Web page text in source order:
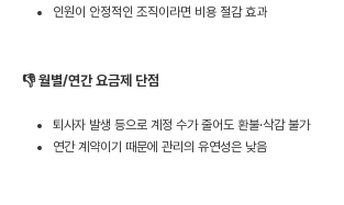
인원이 안정적인 조직이라면 비용 절감 효과
👎 월별/연간 요금제 단점
퇴사자 발생 등으로 계정 수가 줄어도 환불·삭감 불가
연간 계약이기 때문에 관리의 유연성은 낮음